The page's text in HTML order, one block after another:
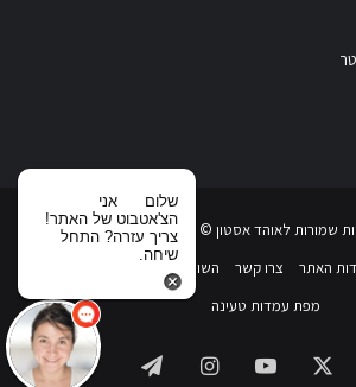
שמורות לאוהד אסטון ‏© 2019-2026
האתר צרו קשר
השוואת רכבים חשמליים
מפת עמדות טעינה
YouTube
Instagram
Telegram
שלום
אני
הצ'אטבוט של האתר!
צריך עזרה? התחל
שיחה.